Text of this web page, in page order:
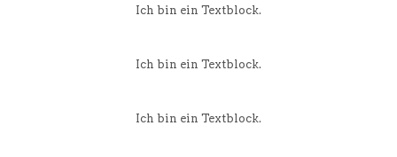
Ich bin ein Textblock.
Ich bin ein Textblock.
Ich bin ein Textblock.